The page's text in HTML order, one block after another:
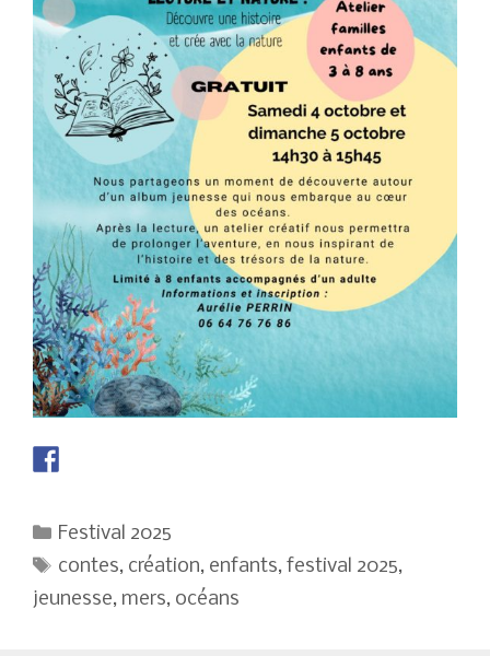
Catégories
Festival 2025
Étiquettes
contes, création, enfants,festival 2025,
jeunesse, mers, océans